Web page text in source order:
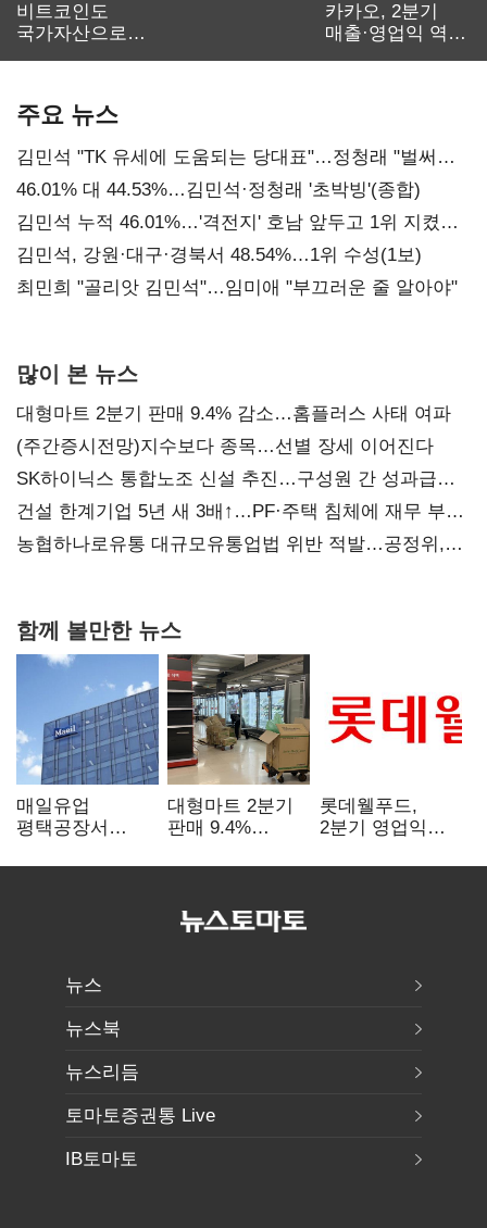
비트코인도
국가자산으로…'
카카오, 2분기
매출·영업익 역대
주요 뉴스
김민석 "TK 유세에 도움되는 당대표"…정청래 "벌써
대표된 양 당직 배분"
46.01% 대 44.53%…김민석·정청래 '초박빙'(종합)
김민석 누적 46.01%…'격전지' 호남 앞두고 1위 지켰다
(2보)
김민석, 강원·대구·경북서 48.54%…1위 수성(1보)
최민희 "골리앗 김민석"…임미애 "부끄러운 줄 알아야"
많이 본 뉴스
대형마트 2분기 판매 9.4% 감소…홈플러스 사태 여파
(주간증시전망)지수보다 종목…선별 장세 이어진다
SK하이닉스 통합노조 신설 추진…구성원 간 성과급
불만 확산
건설 한계기업 5년 새 3배↑…PF·주택 침체에 재무 부담
확대
농협하나로유통 대규모유통업법 위반 적발…공정위,
함께 볼만한 뉴스
매일유업
평택공장서
쓰러져…1명
대형마트 2분기
판매 9.4%
사태 여파
롯데웰푸드,
2분기 영업익
사업이 실적 견인
뉴스
뉴스북
뉴스리듬
토마토증권통 Live
IB토마토